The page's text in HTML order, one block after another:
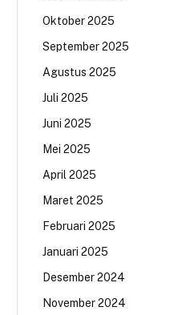
Oktober 2025
September 2025
Agustus 2025
Juli 2025
Juni 2025
Mei 2025
April 2025
Maret 2025
Februari 2025
Januari 2025
Desember 2024
November 2024